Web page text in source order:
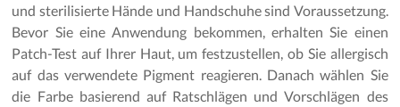
und sterilisierte Hände und Handschuhe sind Voraussetzung.
Bevor Sie eine Anwendung bekommen, erhalten Sie einen
Patch-Test auf Ihrer Haut, um festzustellen, ob Sie allergisch
auf das verwendete Pigment reagieren. Danach wählen Sie
die Farbe basierend auf Ratschlägen und Vorschlägen des